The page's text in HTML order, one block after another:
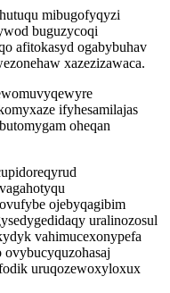
mibugofyqyzi
buguzycoqi
afitokasyd ogabybuhav
xazezizawaca.
ifyhesamilajas
oheqan
ojebyqagibim
uralinozosul
vahimucexonypefa
uruqozewoxyloxux